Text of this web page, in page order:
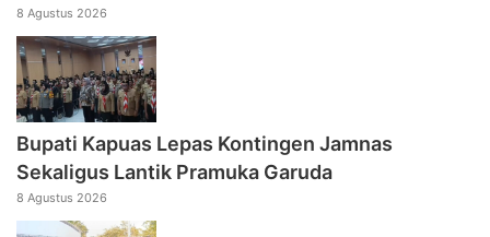
8 Agustus 2026
Bupati Kapuas Lepas Kontingen Jamnas
Sekaligus Lantik Pramuka Garuda
8 Agustus 2026